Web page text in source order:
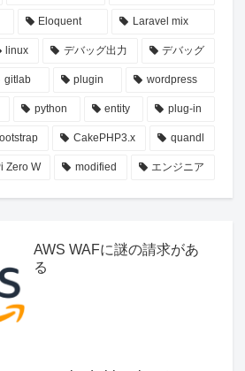
Eloquent Laravel mix
linux デバッグ出力 デバッグ
gitlab plugin wordpress
python entity plug-in
CakePHP3.x quandl
Zero W modified エンジニア
AWS WAFに謎の請求があ
る